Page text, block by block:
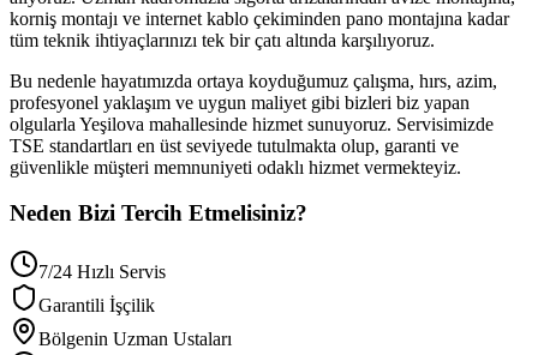
korniş montajı ve internet kablo çekiminden pano montajına kadar
tüm teknik ihtiyaçlarınızı tek bir çatı altında karşılıyoruz.
Bu nedenle hayatımızda ortaya koyduğumuz çalışma, hırs, azim,
profesyonel yaklaşım ve uygun maliyet gibi bizleri biz yapan
olgularla Yeşilova mahallesinde hizmet sunuyoruz. Servisimizde
TSE standartları en üst seviyede tutulmakta olup, garanti ve
güvenlikle müşteri memnuniyeti odaklı hizmet vermekteyiz.
Neden Bizi Tercih Etmelisiniz?
7/24 Hızlı Servis
Garantili İşçilik
Bölgenin Uzman Ustaları